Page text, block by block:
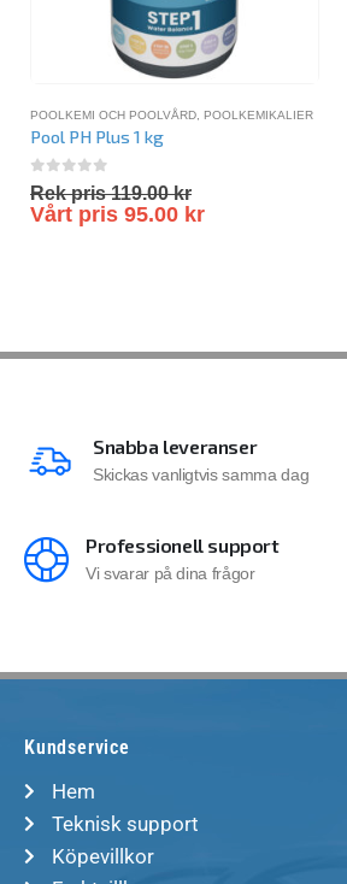
POOLKEMI OCH POOLVÅRD POOLKEMIKALIER
Pool PH Plus 1 kg
0out of 5
Rek pris119.00kr
Vårt pris 95.00 kr
Snabba leveranser
Skickas vanligtvis samma dag
Professionell support
Vi svarar på dina frågor
Kundservice
Hem
Teknisk support
Köpevillkor